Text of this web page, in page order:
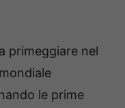
primeggiare nel
le prime